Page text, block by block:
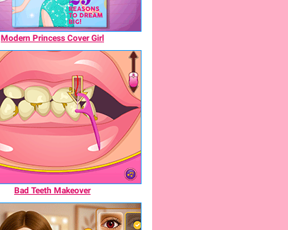
Modern Princess Cover Girl
Bad Teeth Makeover